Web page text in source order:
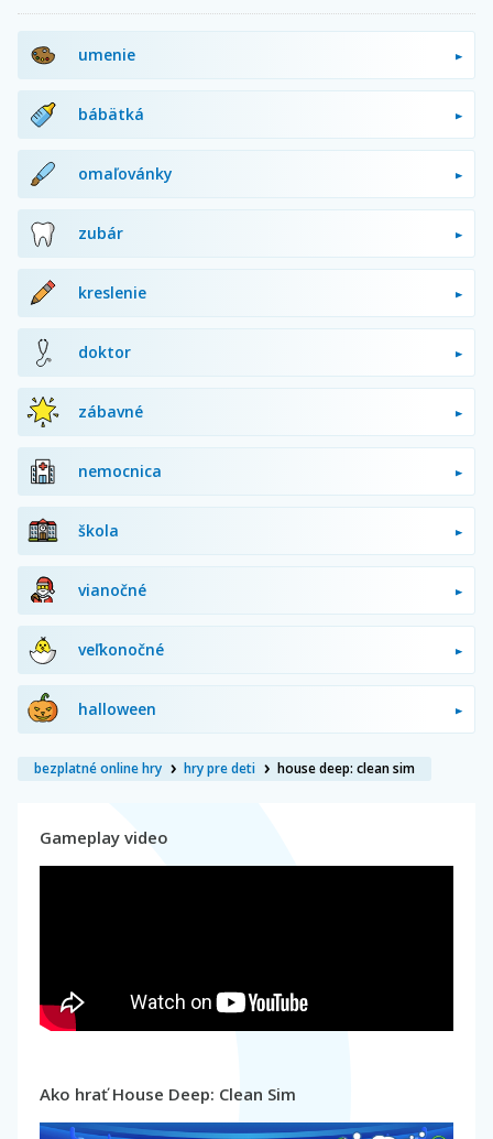
umenie
bábätká
omaľovánky
zubár
kreslenie
doktor
zábavné
nemocnica
škola
vianočné
veľkonočné
halloween
bezplatné online hry hry pre deti house deep: clean sim
Gameplay video
Ako hrať House Deep: Clean Sim